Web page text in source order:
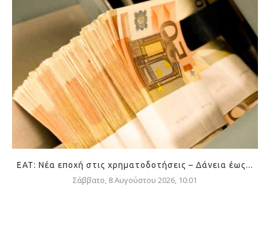
ΕΑΤ: Νέα εποχή στις χρηματοδοτήσεις – Δάνεια έως...
Σάββατο, 8 Αυγούστου 2026, 10:01